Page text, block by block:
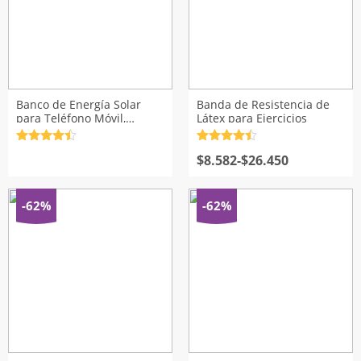
Banco de Energía Solar
para Teléfono Móvil,
Resistente al Agua
Banda de Resistencia de
Látex para Ejercicios
con4.5de
5
$8.582-$26.450
Rango
precios:
desde
$8.582
-62% -62%